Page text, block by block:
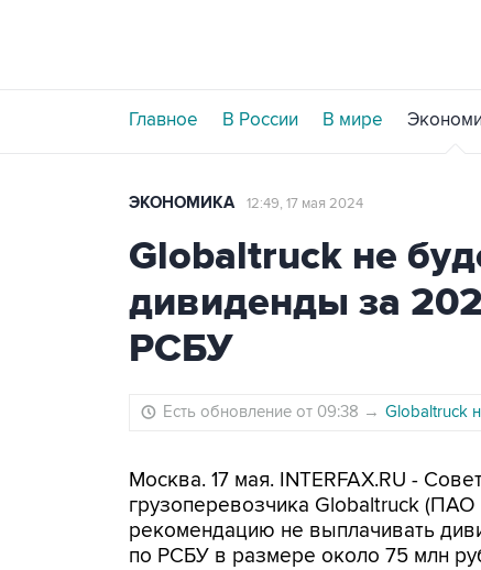
Главное В России В мире
ЭКОНОМИКА 12:49, 17 мая 2024
Globaltruck не
дивиденды за
РСБУ
Есть обновление от 09:38 → Globaltruck
Москва. 17 мая. INTERFAX.RU -
грузоперевозчика Globaltruck (ПАО
рекомендацию не выплачивать
по РСБУ в размере около 75 млн